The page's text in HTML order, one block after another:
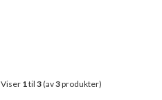
Viser 1til 3(av3produkter)